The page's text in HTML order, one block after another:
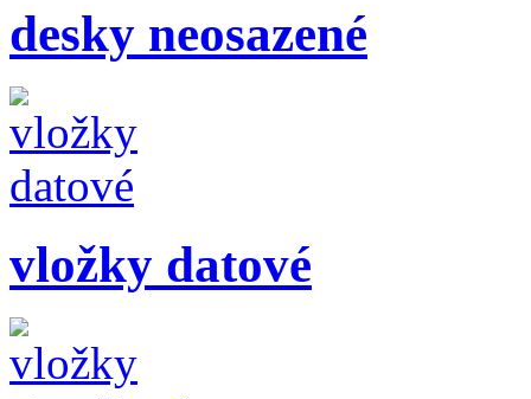
desky neosazené
vložky datové